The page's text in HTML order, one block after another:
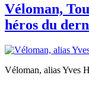
Véloman,
héros du
Véloman, alias Yves